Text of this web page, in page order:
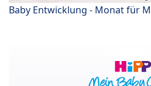
Baby Entwicklung - Monat für